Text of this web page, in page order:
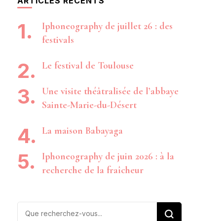
Iphoneography de juillet 26 : des
festivals
Le festival de Toulouse
Une visite théâtralisée de l’abbaye
Sainte-Marie-du-Désert
La maison Babayaga
Iphoneography de juin 2026 : à la
recherche de la fraîcheur
Vous